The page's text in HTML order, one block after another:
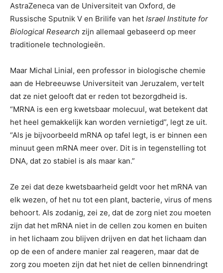
AstraZeneca van de Universiteit van Oxford, de
Russische Sputnik V en Brilife van het Israel Institute for
Biological Research zijn allemaal gebaseerd op meer
traditionele technologieën.
Maar Michal Linial, een professor in biologische chemie
aan de Hebreeuwse Universiteit van Jeruzalem, vertelt
dat ze niet gelooft dat er reden tot bezorgdheid is.
“MRNA is een erg kwetsbaar molecuul, wat betekent dat
het heel gemakkelijk kan worden vernietigd”, legt ze uit.
“Als je bijvoorbeeld mRNA op tafel legt, is er binnen een
minuut geen mRNA meer over. Dit is in tegenstelling tot
DNA, dat zo stabiel is als maar kan.”
Ze zei dat deze kwetsbaarheid geldt voor het mRNA van
elk wezen, of het nu tot een plant, bacterie, virus of mens
behoort. Als zodanig, zei ze, dat de zorg niet zou moeten
zijn dat het mRNA niet in de cellen zou komen en buiten
in het lichaam zou blijven drijven en dat het lichaam dan
op de een of andere manier zal reageren, maar dat de
zorg zou moeten zijn dat het niet de cellen binnendringt